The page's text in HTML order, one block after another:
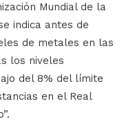
Mundial de la
indica antes de
de metales en las
los niveles
del 8% del límite
en el Real